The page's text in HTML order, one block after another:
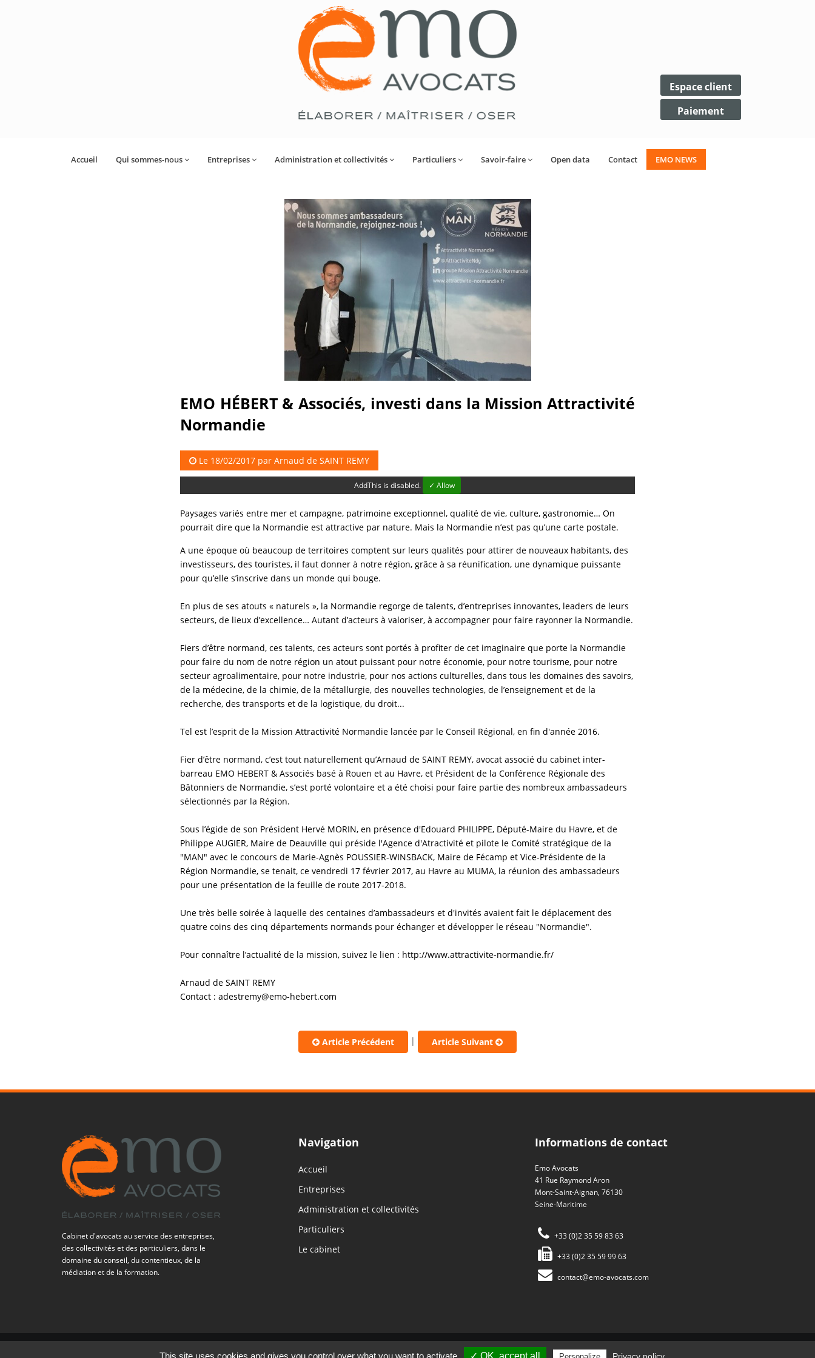
Espace client
Paiement
Accueil Qui sommes-nous Entreprises Administration et collectivités Particuliers Savoir-faire Open data Contact EMO NEWS
EMO HÉBERT & Associés, investi dans la Mission Attractivité
Normandie
Le 18/02/2017 par Arnaud de SAINT REMY
AddThis is disabled. ✓ Allow
Paysages variés entre mer et campagne, patrimoine exceptionnel, qualité de vie, culture, gastronomie… On
pourrait dire que la Normandie est attractive par nature. Mais la Normandie n’est pas qu’une carte postale.
A une époque où beaucoup de territoires comptent sur leurs qualités pour attirer de nouveaux habitants, des
investisseurs, des touristes, il faut donner à notre région, grâce à sa réunification, une dynamique puissante
pour qu’elle s’inscrive dans un monde qui bouge.
En plus de ses atouts « naturels », la Normandie regorge de talents, d’entreprises innovantes, leaders de leurs
secteurs, de lieux d’excellence… Autant d’acteurs à valoriser, à accompagner pour faire rayonner la Normandie.
Fiers d’être normand, ces talents, ces acteurs sont portés à profiter de cet imaginaire que porte la Normandie
pour faire du nom de notre région un atout puissant pour notre économie, pour notre tourisme, pour notre
secteur agroalimentaire, pour notre industrie, pour nos actions culturelles, dans tous les domaines des savoirs,
de la médecine, de la chimie, de la métallurgie, des nouvelles technologies, de l’enseignement et de la
recherche, des transports et de la logistique, du droit...
Tel est l’esprit de la Mission Attractivité Normandie lancée par le Conseil Régional, en fin d'année 2016.
Fier d’être normand, c’est tout naturellement qu’Arnaud de SAINT REMY, avocat associé du cabinet inter-
barreau EMO HEBERT & Associés basé à Rouen et au Havre, et Président de la Conférence Régionale des
Bâtonniers de Normandie, s’est porté volontaire et a été choisi pour faire partie des nombreux ambassadeurs
sélectionnés par la Région.
Sous l’égide de son Président Hervé MORIN, en présence d'Edouard PHILIPPE, Député-Maire du Havre, et de
Philippe AUGIER, Maire de Deauville qui préside l'Agence d'Atractivité et pilote le Comité stratégique de la
"MAN" avec le concours de Marie-Agnès POUSSIER-WINSBACK, Maire de Fécamp et Vice-Présidente de la
Région Normandie, se tenait, ce vendredi 17 février 2017, au Havre au MUMA, la réunion des ambassadeurs
pour une présentation de la feuille de route 2017-2018.
Une très belle soirée à laquelle des centaines d’ambassadeurs et d'invités avaient fait le déplacement des
quatre coins des cinq départements normands pour échanger et développer le réseau "Normandie".
Pour connaître l’actualité de la mission, suivez le lien : http://www.attractivite-normandie.fr/
Arnaud de SAINT REMY
Contact : adestremy@emo-hebert.com
Article Précédent | Article Suivant
Cabinet d'avocats au service des entreprises,
des collectivités et des particuliers, dans le
domaine du conseil, du contentieux, de la
médiation et de la formation.
Navigation
Accueil
Entreprises
Administration et collectivités
Particuliers
Le cabinet
Informations de contact
Emo Avocats
41 Rue Raymond Aron
Mont-Saint-Aignan, 76130
Seine-Maritime
+33 (0)2 35 59 83 63
+33 (0)2 35 59 99 63
contact@emo-avocats.com
© Copyright 2026 - Site internet créé par ForeachCode Mentions légales- Plan du site-
This site uses cookies and gives you control over what you want to activate ✓ OK, accept all